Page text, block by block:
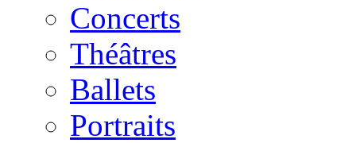
Concerts
Théâtres
Ballets
Portraits